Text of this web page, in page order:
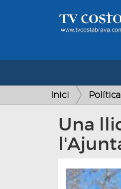
Inici Política
Una